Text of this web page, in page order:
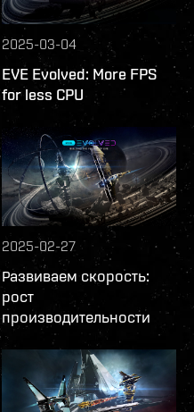
2025-03-04
EVE Evolved: More FPS
for less CPU
2025-02-27
Развиваем скорость:
рост
производительности